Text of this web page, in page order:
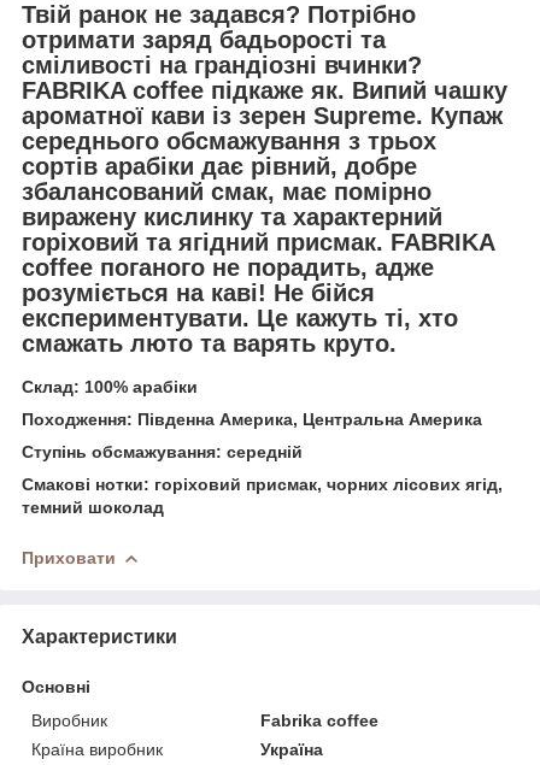
Твій ранок не задався? Потрібно
отримати заряд бадьорості та
сміливості на грандіозні вчинки?
FABRIKA coffee підкаже як. Випий чашку
ароматної кави із зерен Supreme. Купаж
середнього обсмажування з трьох
сортів арабіки дає рівний, добре
збалансований смак, має помірно
виражену кислинку та характерний
горіховий та ягідний присмак. FABRIKA
coffee поганого не порадить, адже
розуміється на каві! Не бійся
експериментувати. Це кажуть ті, хто
смажать люто та варять круто.
Склад: 100% арабіки
Походження: Південна Америка, Центральна Америка
Ступінь обсмажування: середній
Смакові нотки: горіховий присмак, чорних лісових ягід,
темний шоколад
Приховати
Характеристики
Основні
Виробник
Fabrika coffee
Країна виробник
Україна